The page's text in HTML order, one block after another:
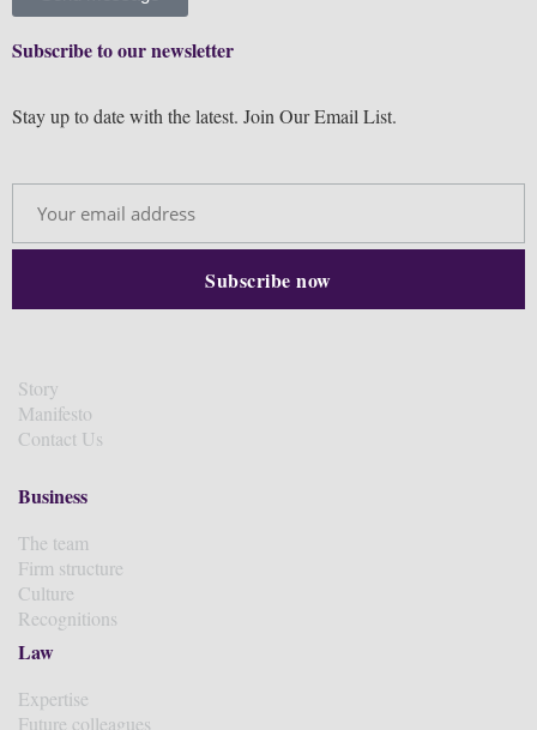
Subscribe to our newsletter
Stay up to date with the latest. Join Our Email List.
Story
Manifesto
Contact Us
Business
The team
Firm structure
Culture
Recognitions
Law
Expertise
Future colleagues